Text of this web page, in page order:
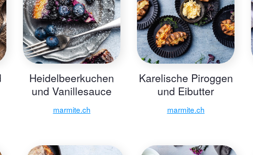
Heidelbeerkuchen
und Vanillesauce
marmite.ch
Karelische Piroggen
und Eibutter
marmite.ch